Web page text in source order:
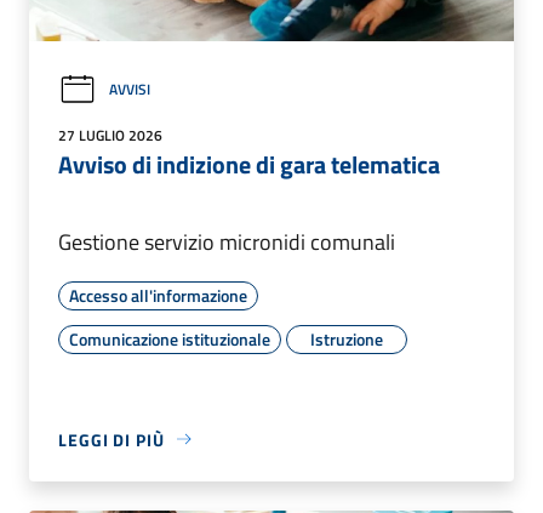
AVVISI
27 LUGLIO 2026
Avviso di indizione di gara telematica
Gestione servizio micronidi comunali
Accesso all'informazione
Comunicazione istituzionale
Istruzione
LEGGI DI PIÙ